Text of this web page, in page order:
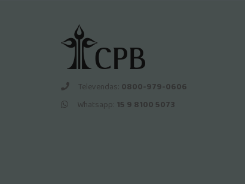
Televendas: 0800-979-0606
Whatsapp: 15 9 8100 5073